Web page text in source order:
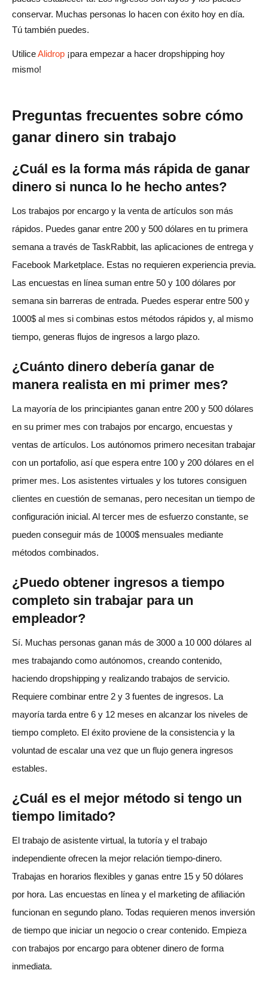
conservar. Muchas personas lo hacen con éxito hoy en día.
Tú también puedes.
UtiliceAlidrop ¡para empezar a hacer dropshipping hoy
mismo!
Preguntas frecuentes sobre cómo
ganar dinero sin trabajo
¿Cuál es la forma más rápida de ganar
dinero si nunca lo he hecho antes?
Los trabajos por encargo y la venta de artículos son más
rápidos. Puedes ganar entre 200 y 500 dólares en tu primera
semana a través de TaskRabbit, las aplicaciones de entrega y
Facebook Marketplace. Estas no requieren experiencia previa.
Las encuestas en línea suman entre 50 y 100 dólares por
semana sin barreras de entrada. Puedes esperar entre 500 y
1000$ al mes si combinas estos métodos rápidos y, al mismo
tiempo, generas flujos de ingresos a largo plazo.
¿Cuánto dinero debería ganar de
manera realista en mi primer mes?
La mayoría de los principiantes ganan entre 200 y 500 dólares
en su primer mes con trabajos por encargo, encuestas y
ventas de artículos. Los autónomos primero necesitan trabajar
con un portafolio, así que espera entre 100 y 200 dólares en el
primer mes. Los asistentes virtuales y los tutores consiguen
clientes en cuestión de semanas, pero necesitan un tiempo de
configuración inicial. Al tercer mes de esfuerzo constante, se
pueden conseguir más de 1000$ mensuales mediante
métodos combinados.
¿Puedo obtener ingresos a tiempo
completo sin trabajar para un
empleador?
Sí. Muchas personas ganan más de 3000 a 10 000 dólares al
mes trabajando como autónomos, creando contenido,
haciendo dropshipping y realizando trabajos de servicio.
Requiere combinar entre 2 y 3 fuentes de ingresos. La
mayoría tarda entre 6 y 12 meses en alcanzar los niveles de
tiempo completo. El éxito proviene de la consistencia y la
voluntad de escalar una vez que un flujo genera ingresos
estables.
¿Cuál es el mejor método si tengo un
tiempo limitado?
El trabajo de asistente virtual, la tutoría y el trabajo
independiente ofrecen la mejor relación tiempo-dinero.
Trabajas en horarios flexibles y ganas entre 15 y 50 dólares
por hora. Las encuestas en línea y el marketing de afiliación
funcionan en segundo plano. Todas requieren menos inversión
de tiempo que iniciar un negocio o crear contenido. Empieza
con trabajos por encargo para obtener dinero de forma
inmediata.